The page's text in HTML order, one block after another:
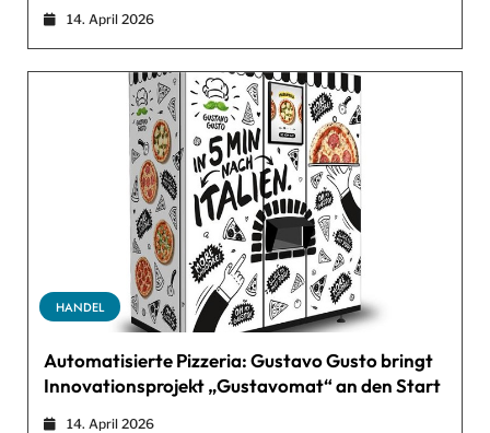
14. April 2026
HANDEL
Automatisierte Pizzeria: Gustavo Gusto bringt
Innovationsprojekt „Gustavomat“ an den Start
14. April 2026